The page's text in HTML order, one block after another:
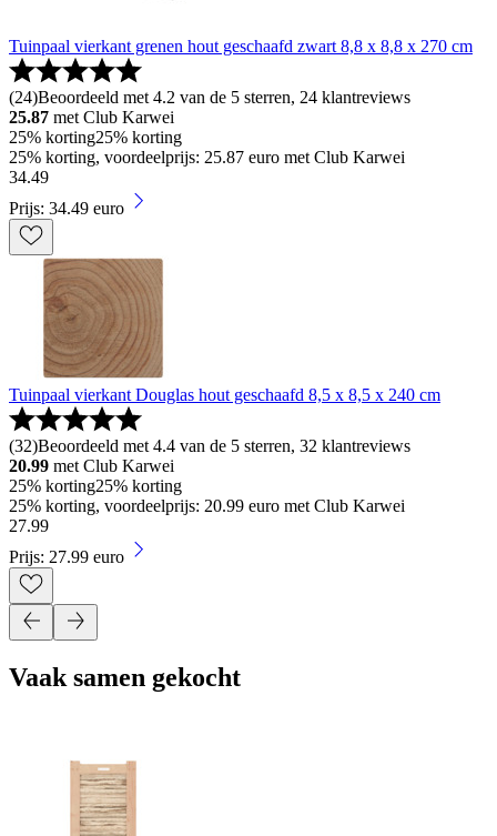
Tuinpaal vierkant grenen hout geschaafd zwart 8,8 x 8,8 x 270 cm
(24)Beoordeeld met 4.2 van de 5 sterren, 24 klantreviews
25.87 met Club Karwei
25% korting25% korting
25% korting, voordeelprijs: 25.87 euro met Club Karwei
34.49
Prijs: 34.49 euro
Tuinpaal vierkant Douglas hout geschaafd 8,5 x 8,5 x 240 cm
(32)Beoordeeld met 4.4 van de 5 sterren, 32 klantreviews
20.99 met Club Karwei
25% korting25% korting
25% korting, voordeelprijs: 20.99 euro met Club Karwei
27.99
Prijs: 27.99 euro
Vaak samen gekocht